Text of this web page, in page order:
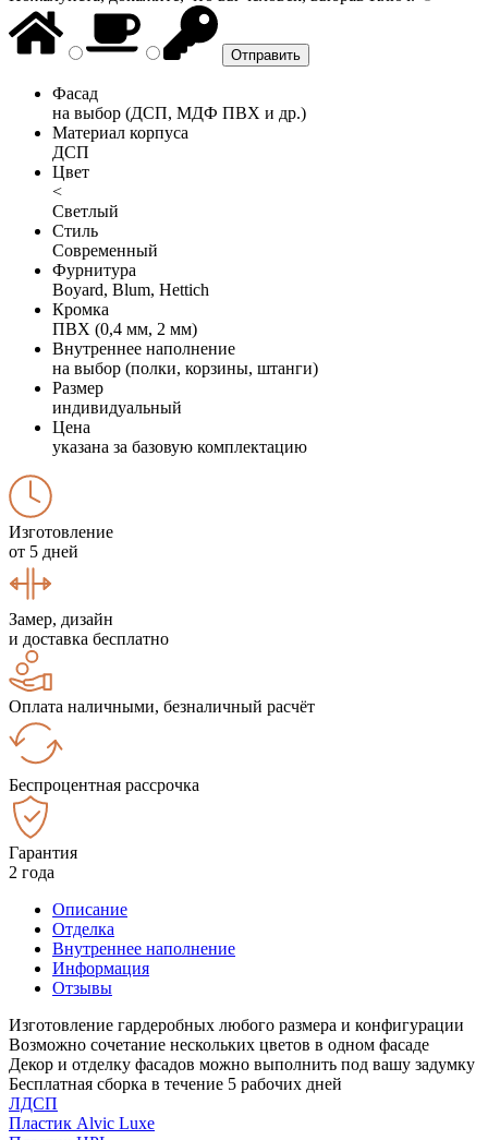
Фасад
на выбор (ДСП, МДФ ПВХ и др.)
Материал корпуса
ДСП
Цвет
<
Светлый
Стиль
Современный
Фурнитура
Boyard, Blum, Hettich
Кромка
ПВХ (0,4 мм, 2 мм)
Внутреннее наполнение
на выбор (полки, корзины, штанги)
Размер
индивидуальный
Цена
указана за базовую комплектацию
Изготовление
от 5 дней
Замер, дизайн
и доставка бесплатно
Оплата наличными, безналичный расчёт
Беспроцентная рассрочка
Гарантия
2 года
Описание
Отделка
Внутреннее наполнение
Информация
Отзывы
Изготовление гардеробных любого размера и конфигурации
Возможно сочетание нескольких цветов в одном фасаде
Декор и отделку фасадов можно выполнить под вашу задумку
Бесплатная сборка в течение 5 рабочих дней
ЛДСП
Пластик Alvic Luxe